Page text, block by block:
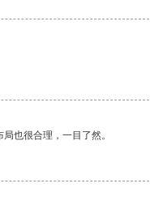
也很合理，一目了然。